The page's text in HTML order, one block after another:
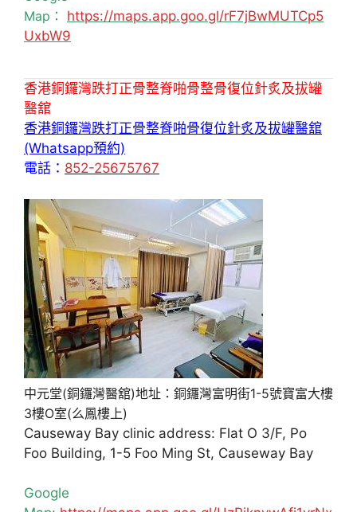
Map： https://maps.app.goo.gl/rF7jBwMUTCp5
UxbW9
香港銅鑼灣跌打正骨整脊啪骨整骨復位針炙及拔罐
醫舘
香港銅鑼灣跌打正骨整脊啪骨復位針炙及拔罐醫舘
(Whatsapp預約)
電話： 852-25675767
中元堂(銅鑼灣醫舘)地址：銅鑼灣富明街1-5號寶富大樓
3樓O室(么鳳樓上)
Causeway Bay clinic address: Flat O 3/F, Po
Foo Building, 1-5 Foo Ming St, Causeway Bay
Google